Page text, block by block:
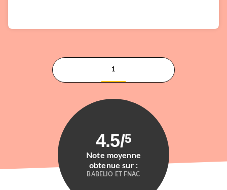
1
4.5/5
Note moyenne
obtenue sur :
BABELIO ET FNAC